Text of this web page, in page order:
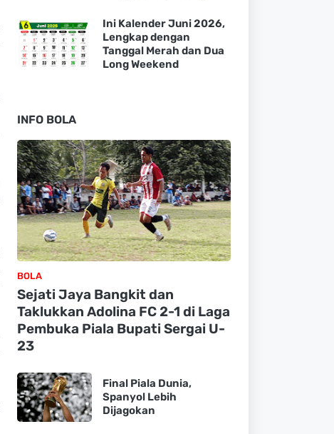
Ini Kalender Juni 2026,
Lengkap dengan
Tanggal Merah dan Dua
Long Weekend
INFO BOLA
BOLA
Sejati Jaya Bangkit dan
Taklukkan Adolina FC 2-1 di Laga
Pembuka Piala Bupati Sergai U-
23
Final Piala Dunia,
Spanyol Lebih
Dijagokan